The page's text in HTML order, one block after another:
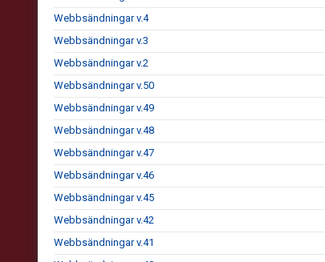
Webbsändningar v.4
Webbsändningar v.3
Webbsändningar v.2
Webbsändningar v.50
Webbsändningar v.49
Webbsändningar v.48
Webbsändningar v.47
Webbsändningar v.46
Webbsändningar v.45
Webbsändningar v.42
Webbsändningar v.41